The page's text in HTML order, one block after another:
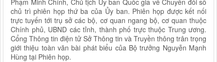
Phạm Minh Chính, Chủ tịch Ủy ban Quốc gia về Chuyển đổi số
chủ trì phiên họp thứ ba của Ủy ban. Phiên họp được kết nối
trực tuyến tới trụ sở các bộ, cơ quan ngang bộ, cơ quan thuộc
Chính phủ, UBND các tỉnh, thành phố trực thuộc Trung ương.
Cổng Thông tin điện tử Sở Thông tin và Truyền thông trân trọng
giới thiệu toàn văn bài phát biểu của Bộ trưởng Nguyễn Mạnh
Hùng tại Phiên họp.